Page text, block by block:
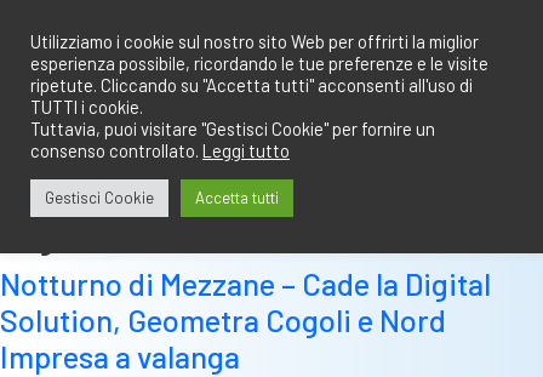
contenuto
Notturno di Mezzane – Cade la Digital
Solution, Geometra Cogoli e Nord
Impresa a valanga
Utilizziamo i cookie sul nostro sito Web per offrirti la miglior
esperienza possibile, ricordando le tue preferenze e le visite
ripetute. Cliccando su "Accetta tutti" acconsenti all'uso di
TUTTI i cookie.
Tuttavia, puoi visitare "Gestisci Cookie" per fornire un
consenso controllato. Leggi tutto
Gestisci Cookie Accetta tutti